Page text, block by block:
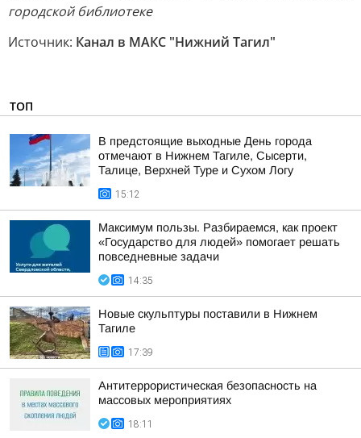
городской библиотеке
Источник: Канал в МАКС "Нижний Тагил"
ТОП
В предстоящие выходные День города
отмечают в Нижнем Тагиле, Сысерти,
Талице, Верхней Туре и Сухом Логу
15:12
Максимум пользы. Разбираемся, как проект
«Государство для людей» помогает решать
повседневные задачи
14:35
Новые скульптуры поставили в Нижнем
Тагиле
17:39
Антитеррористическая безопасность на
массовых мероприятиях
18:11